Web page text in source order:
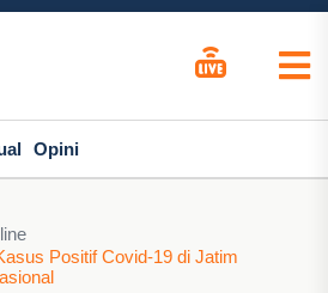
Opini
Positif Covid-19 di Jatim